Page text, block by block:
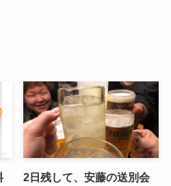
2日残して、安藤の送別会